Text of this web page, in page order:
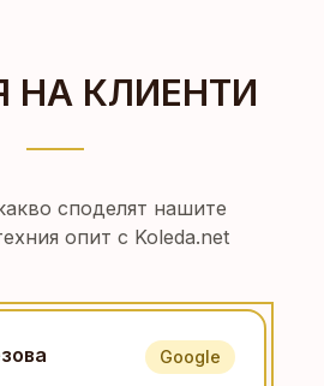
НА КЛИЕНТИ
споделят нашите
опит с Koleda.net
Google